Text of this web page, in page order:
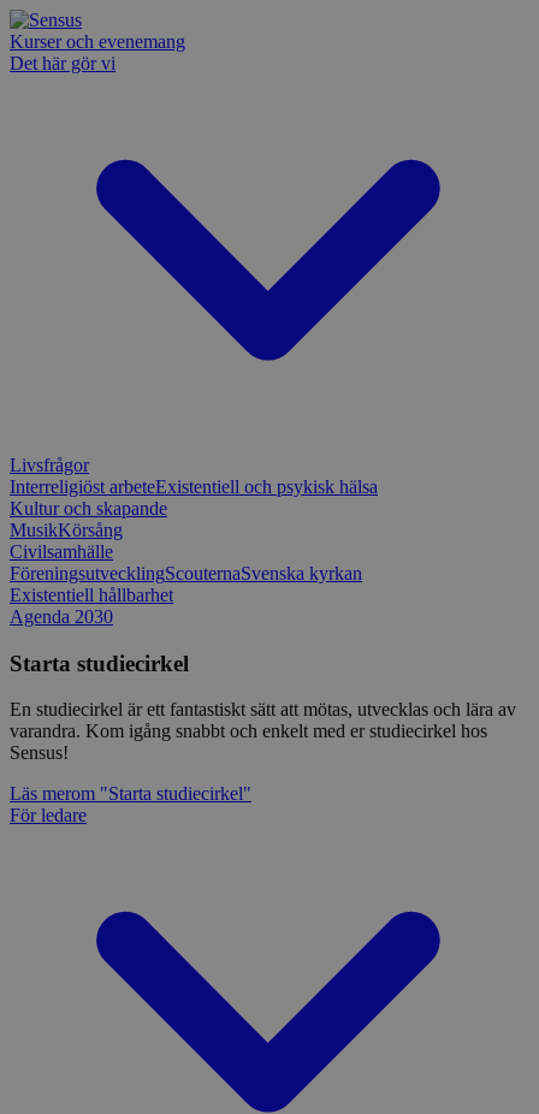
Kurser och evenemang
Det här gör vi
Livsfrågor
Interreligiöst arbeteExistentiell och psykisk hälsa
Kultur och skapande
MusikKörsång
Civilsamhälle
FöreningsutvecklingScouternaSvenska kyrkan
Existentiell hållbarhet
Agenda 2030
Starta studiecirkel
En studiecirkel är ett fantastiskt sätt att mötas, utvecklas och lära av
varandra. Kom igång snabbt och enkelt med er studiecirkel hos
Sensus!
Läs merom "Starta studiecirkel"
För ledare